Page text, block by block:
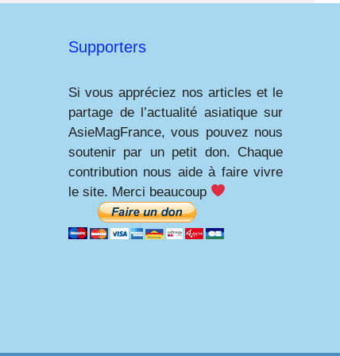
Supporters
Si vous appréciez nos articles et le
partage de l’actualité asiatique sur
AsieMagFrance, vous pouvez nous
soutenir par un petit don. Chaque
contribution nous aide à faire vivre
le site. Merci beaucoup